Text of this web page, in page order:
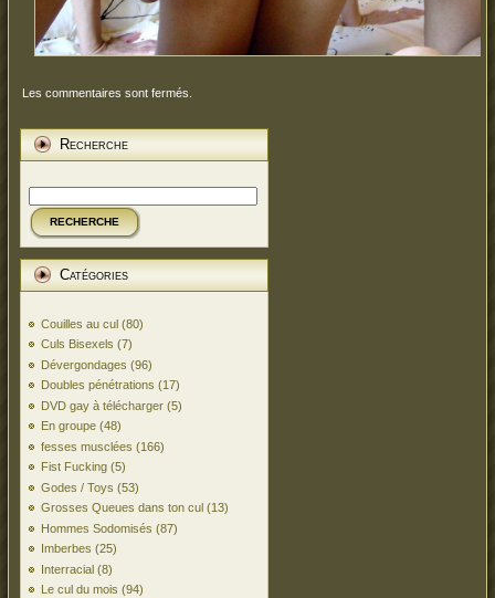
Les commentaires sont fermés.
Recherche
RECHERCHE
Catégories
Couilles au cul (80)
Culs Bisexels (7)
Dévergondages (96)
Doubles pénétrations (17)
DVD gay à télécharger (5)
En groupe (48)
fesses musclées (166)
Fist Fucking (5)
Godes / Toys (53)
Grosses Queues dans ton cul (13)
Hommes Sodomisés (87)
Imberbes (25)
Interracial (8)
Le cul du mois (94)